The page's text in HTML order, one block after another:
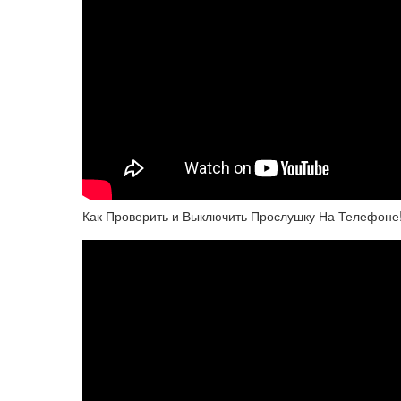
Как Проверить и Выключить Прослушку На